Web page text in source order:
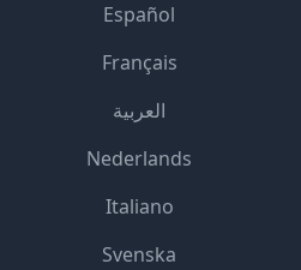
Español
Français
العربية
Nederlands
Italiano
Svenska